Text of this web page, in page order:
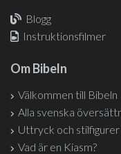
Blogg
Instruktionsfilmer
Om Bibeln
Välkommen till Bibeln
Alla svenska
Uttryck och stilfigurer
Vad är en Kiasm?